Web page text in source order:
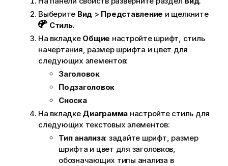
Выберите Вид > Представление и щелкните
Стиль.
На вкладке Общие настройте шрифт, стиль
начертания, размер шрифта и цвет для
следующих элементов:
Заголовок
Подзаголовок
Сноска
На вкладке Диаграмма настройте стиль для
следующих текстовых элементов:
Тип анализа: задайте шрифт, размер
шрифта и цвет для заголовков,
обозначающих типы анализа в